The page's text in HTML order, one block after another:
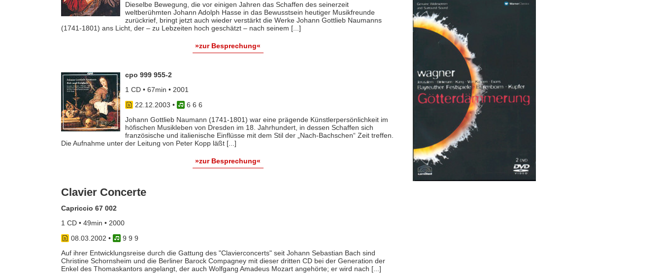
Dieselbe Bewegung, die vor einigen Jahren das Schaffen des seinerzeit
weltberühmten Johann Adolph Hasse in das Bewusstsein heutiger Musikfreunde
zurückrief, bringt jetzt auch wieder verstärkt die Werke Johann Gottlieb Naumanns
(1741-1801) ans Licht, der – zu Lebzeiten hoch geschätzt – nach seinem [...]
»zur Besprechung«
cpo 999 955-2
1 CD • 67min • 2001
22.12.2003 •
6 6 6
Johann Gottlieb Naumann (1741-1801) war eine prägende Künstlerpersönlichkeit im
höfischen Musikleben von Dresden im 18. Jahrhundert, in dessen Schaffen sich
französische und italienische Einflüsse mit dem Stil der „Nach-Bachschen“ Zeit treffen.
Die Aufnahme unter der Leitung von Peter Kopp läßt [...]
»zur Besprechung«
Clavier Concerte
Capriccio 67 002
1 CD • 49min • 2000
08.03.2002 •
9 9 9
Auf ihrer Entwicklungsreise durch die Gattung des "Clavierconcerts" seit Johann Sebastian Bach sind
Christine Schornsheim und die Berliner Barock Compagney mit dieser dritten CD bei der Generation der
Enkel des Thomaskantors angelangt, der auch Wolfgang Amadeus Mozart angehörte; er wird nach [...]